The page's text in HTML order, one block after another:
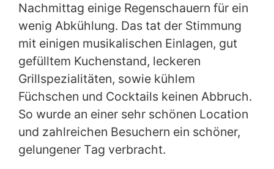
Nachmittag einige Regenschauern für ein
wenig Abkühlung. Das tat der Stimmung
mit einigen musikalischen Einlagen, gut
gefülltem Kuchenstand, leckeren
Grillspezialitäten, sowie kühlem
Füchschen und Cocktails keinen Abbruch.
So wurde an einer sehr schönen Location
und zahlreichen Besuchern ein schöner,
gelungener Tag verbracht.